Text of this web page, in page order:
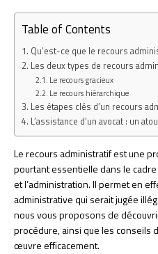
Table of Contents
Qu’est-ce que le recours
Les deux types de recours
Le recours gracieux
Le recours hiérarchique
Les étapes clés d’un recours
L’assistance d’un avocat : un
Le recours administratif est une
pourtant essentielle dans le
et l’administration. Il permet en
administrative qui serait jugée
nous vous proposons de
procédure, ainsi que les conseils
œuvre efficacement.